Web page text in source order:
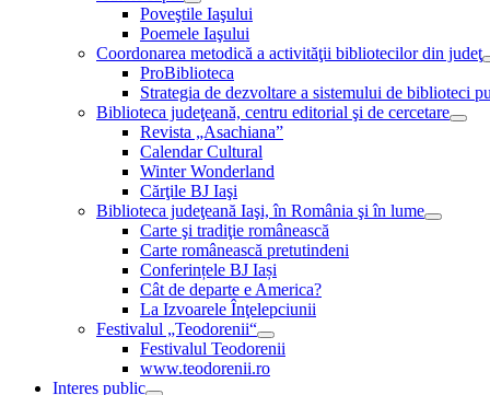
Poveştile Iaşului
Poemele Iaşului
Coordonarea metodică a activităţii bibliotecilor din judeţ
ProBiblioteca
Strategia de dezvoltare a sistemului de biblioteci
Biblioteca judeţeană, centru editorial şi de cercetare
Revista „Asachiana”
Calendar Cultural
Winter Wonderland
Cărţile BJ Iaşi
Biblioteca judeţeană Iaşi, în România şi în lume
Carte şi tradiţie românească
Carte românească pretutindeni
Conferințele BJ Iași
Cât de departe e America?
La Izvoarele Înţelepciunii
Festivalul „Teodorenii“
Festivalul Teodorenii
www.teodorenii.ro
Interes public